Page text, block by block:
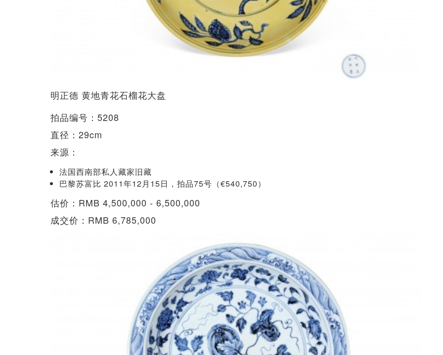
明正德 黄地青花石榴花大盘
拍品编号：5208
直径：29cm
来源：
法国西南部私人藏家旧藏
巴黎苏富比 2011年12月15日，拍品75号（€540,750）
估价：RMB 4,500,000 - 6,500,000
成交价：RMB 6,785,000